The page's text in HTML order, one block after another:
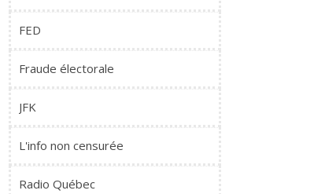
FED
Fraude électorale
JFK
L'info non censurée
Radio Québec